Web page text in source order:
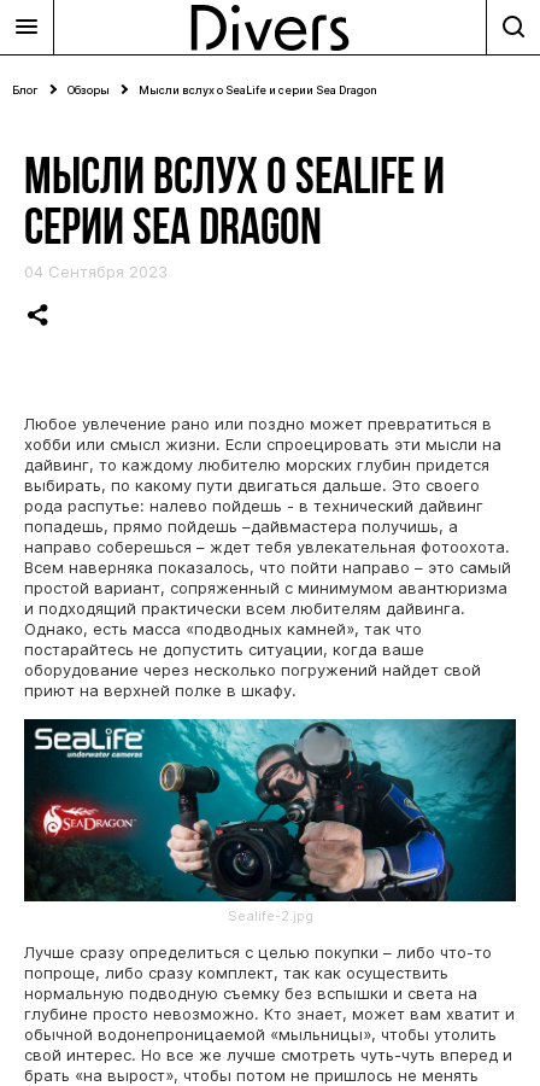
Блог Обзоры Мысли вслух о SeaLife и серии Sea Dragon
МЫСЛИ ВСЛУХ О SEALIFE И
СЕРИИ SEA DRAGON
04 Сентября 2023
Любое увлечение рано или поздно может превратиться в
хобби или смысл жизни. Если спроецировать эти мысли на
дайвинг, то каждому любителю морских глубин придется
выбирать, по какому пути двигаться дальше. Это своего
рода распутье: налево пойдешь - в технический дайвинг
попадешь, прямо пойдешь –дайвмастера получишь, а
направо соберешься – ждет тебя увлекательная фотоохота.
Всем наверняка показалось, что пойти направо – это самый
простой вариант, сопряженный с минимумом авантюризма
и подходящий практически всем любителям дайвинга.
Однако, есть масса «подводных камней», так что
постарайтесь не допустить ситуации, когда ваше
оборудование через несколько погружений найдет свой
приют на верхней полке в шкафу.
Sealife-2.jpg
Лучше сразу определиться с целью покупки – либо что-то
попроще, либо сразу комплект, так как осуществить
нормальную подводную съемку без вспышки и света на
глубине просто невозможно. Кто знает, может вам хватит и
обычной водонепроницаемой «мыльницы», чтобы утолить
свой интерес. Но все же лучше смотреть чуть-чуть вперед и
брать «на вырост», чтобы потом не пришлось не менять